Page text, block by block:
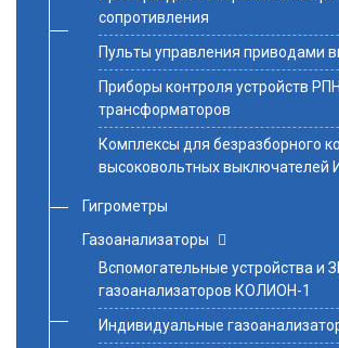
сопротивления
Пульты управления приводами
Приборы контроля устройств
трансформаторов
Комплексы для безразборного
высоковольтных выключателей
Гигрометры
Газоанализаторы
Вспомогательные устройства и
газоанализаторов КОЛИОН-1
Индивидуальные